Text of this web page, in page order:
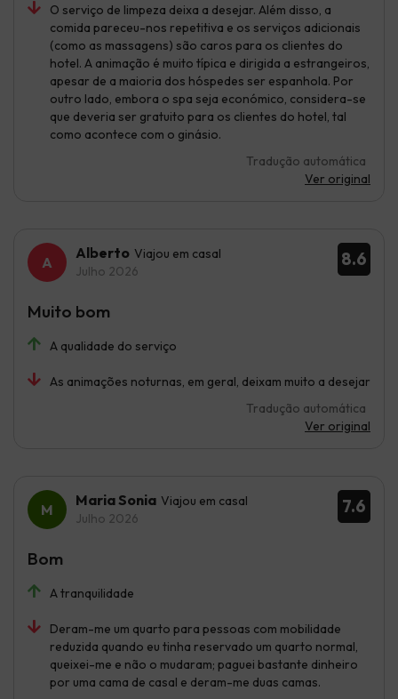
O serviço de limpeza deixa a desejar. Além disso, a
comida pareceu-nos repetitiva e os serviços adicionais
(como as massagens) são caros para os clientes do
hotel. A animação é muito típica e dirigida a estrangeiros,
apesar de a maioria dos hóspedes ser espanhola. Por
outro lado, embora o spa seja económico, considera-se
que deveria ser gratuito para os clientes do hotel, tal
como acontece com o ginásio.
Tradução automática
Ver original
8.6
Alberto Viajou em casal
Julho 2026
A qualidade do serviço
As animações noturnas, em geral, deixam muito a desejar
Tradução automática
Ver original
Muito bom
7.6
Maria Sonia Viajou em casal
Julho 2026
A tranquilidade
Deram-me um quarto para pessoas com mobilidade
reduzida quando eu tinha reservado um quarto normal,
queixei-me e não o mudaram; paguei bastante dinheiro
por uma cama de casal e deram-me duas camas.
Bom